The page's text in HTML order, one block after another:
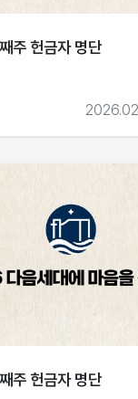
주 헌금자 명단
주 헌금자 명단